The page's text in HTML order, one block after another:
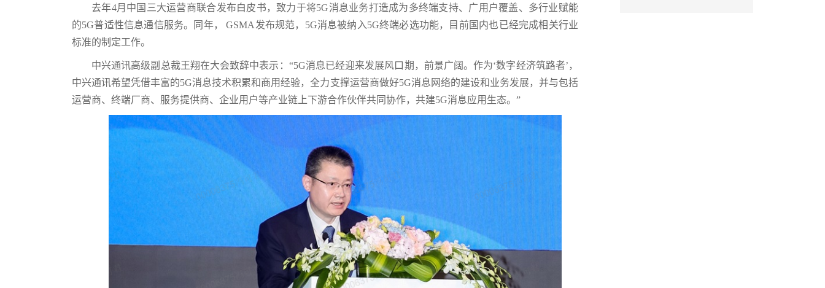
去年4月中国三大运营商联合发布白皮书，致力于将5G消息业务打造成为多终端支持、广用户覆盖、多行业赋能
的5G普适性信息通信服务。同年， GSMA发布规范，5G消息被纳入5G终端必选功能，目前国内也已经完成相关行业
标准的制定工作。
中兴通讯高级副总裁王翔在大会致辞中表示：“5G消息已经迎来发展风口期，前景广阔。作为‘数字经济筑路者’，
中兴通讯希望凭借丰富的5G消息技术积累和商用经验，全力支撑运营商做好5G消息网络的建设和业务发展，并与包括
运营商、终端厂商、服务提供商、企业用户等产业链上下游合作伙伴共同协作，共建5G消息应用生态。”